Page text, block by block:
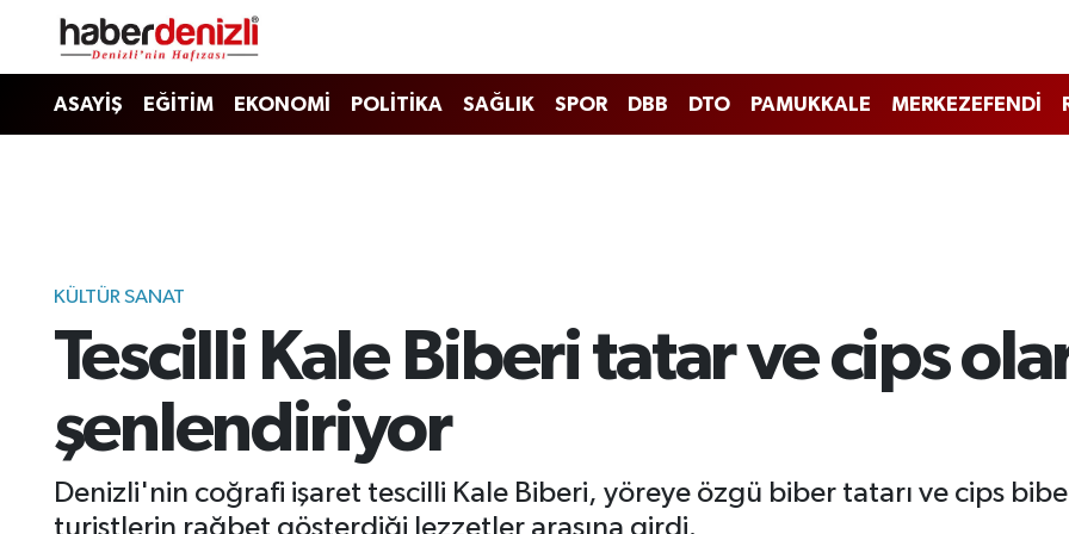
ASAYİŞ EĞİTİM EKONOMİ POLİTİKA SAĞLIK SPOR DBB DTO PAMUKKALE MERKEZEFENDİ
KÜLTÜR SANAT
Tescilli Kale Biberi tatar ve cips
şenlendiriyor
Denizli'nin coğrafi işaret tescilli Kale Biberi, yöreye özgü biber tatarı ve cips
turistlerin rağbet gösterdiği lezzetler arasına girdi.
Denizli Nöbetçi Eczaneler
Tüm Manşetler
Haber Arşivi